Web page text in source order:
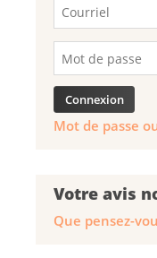
Mot de passe
Votre avis
Que pensez-